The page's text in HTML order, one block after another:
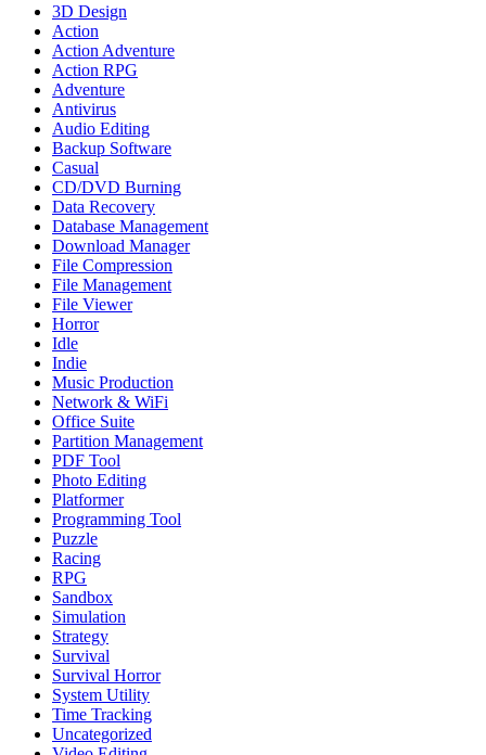
3D Design
Action
Action Adventure
Action RPG
Adventure
Antivirus
Audio Editing
Backup Software
Casual
CD/DVD Burning
Data Recovery
Database Management
Download Manager
File Compression
File Management
File Viewer
Horror
Idle
Indie
Music Production
Network & WiFi
Office Suite
Partition Management
PDF Tool
Photo Editing
Platformer
Programming Tool
Puzzle
Racing
RPG
Sandbox
Simulation
Strategy
Survival
Survival Horror
System Utility
Time Tracking
Uncategorized